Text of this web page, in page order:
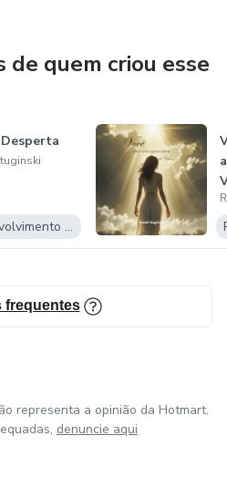
quem criou esse
Desenvolvimento Pessoal
frequentes
representa a opinião da Hotmart.
denuncie aqui